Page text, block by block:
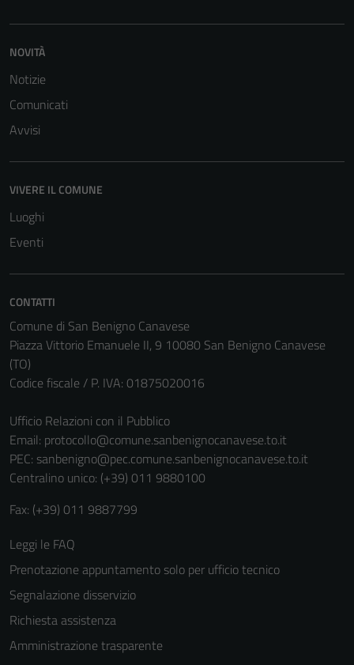
NOVITÀ
Notizie
Comunicati
Avvisi
VIVERE IL COMUNE
Luoghi
Eventi
CONTATTI
Comune di San Benigno Canavese
Piazza Vittorio Emanuele II, 9 10080 San Benigno Canavese
(TO)
Codice fiscale / P. IVA: 01875020016
Ufficio Relazioni con il Pubblico
Email: protocollo@comune.sanbenignocanavese.to.it
PEC: sanbenigno@pec.comune.sanbenignocanavese.to.it
Centralino unico: (+39) 011 9880100
Fax: (+39) 011 9887799
Leggi le FAQ
Prenotazione appuntamento solo per ufficio tecnico
Segnalazione disservizio
Richiesta assistenza
Amministrazione trasparente